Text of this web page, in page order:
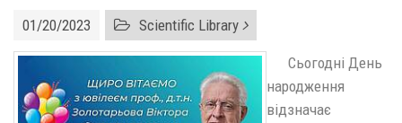
01/20/2023 Scientific Library
Сьогодні День
народження
відзначає